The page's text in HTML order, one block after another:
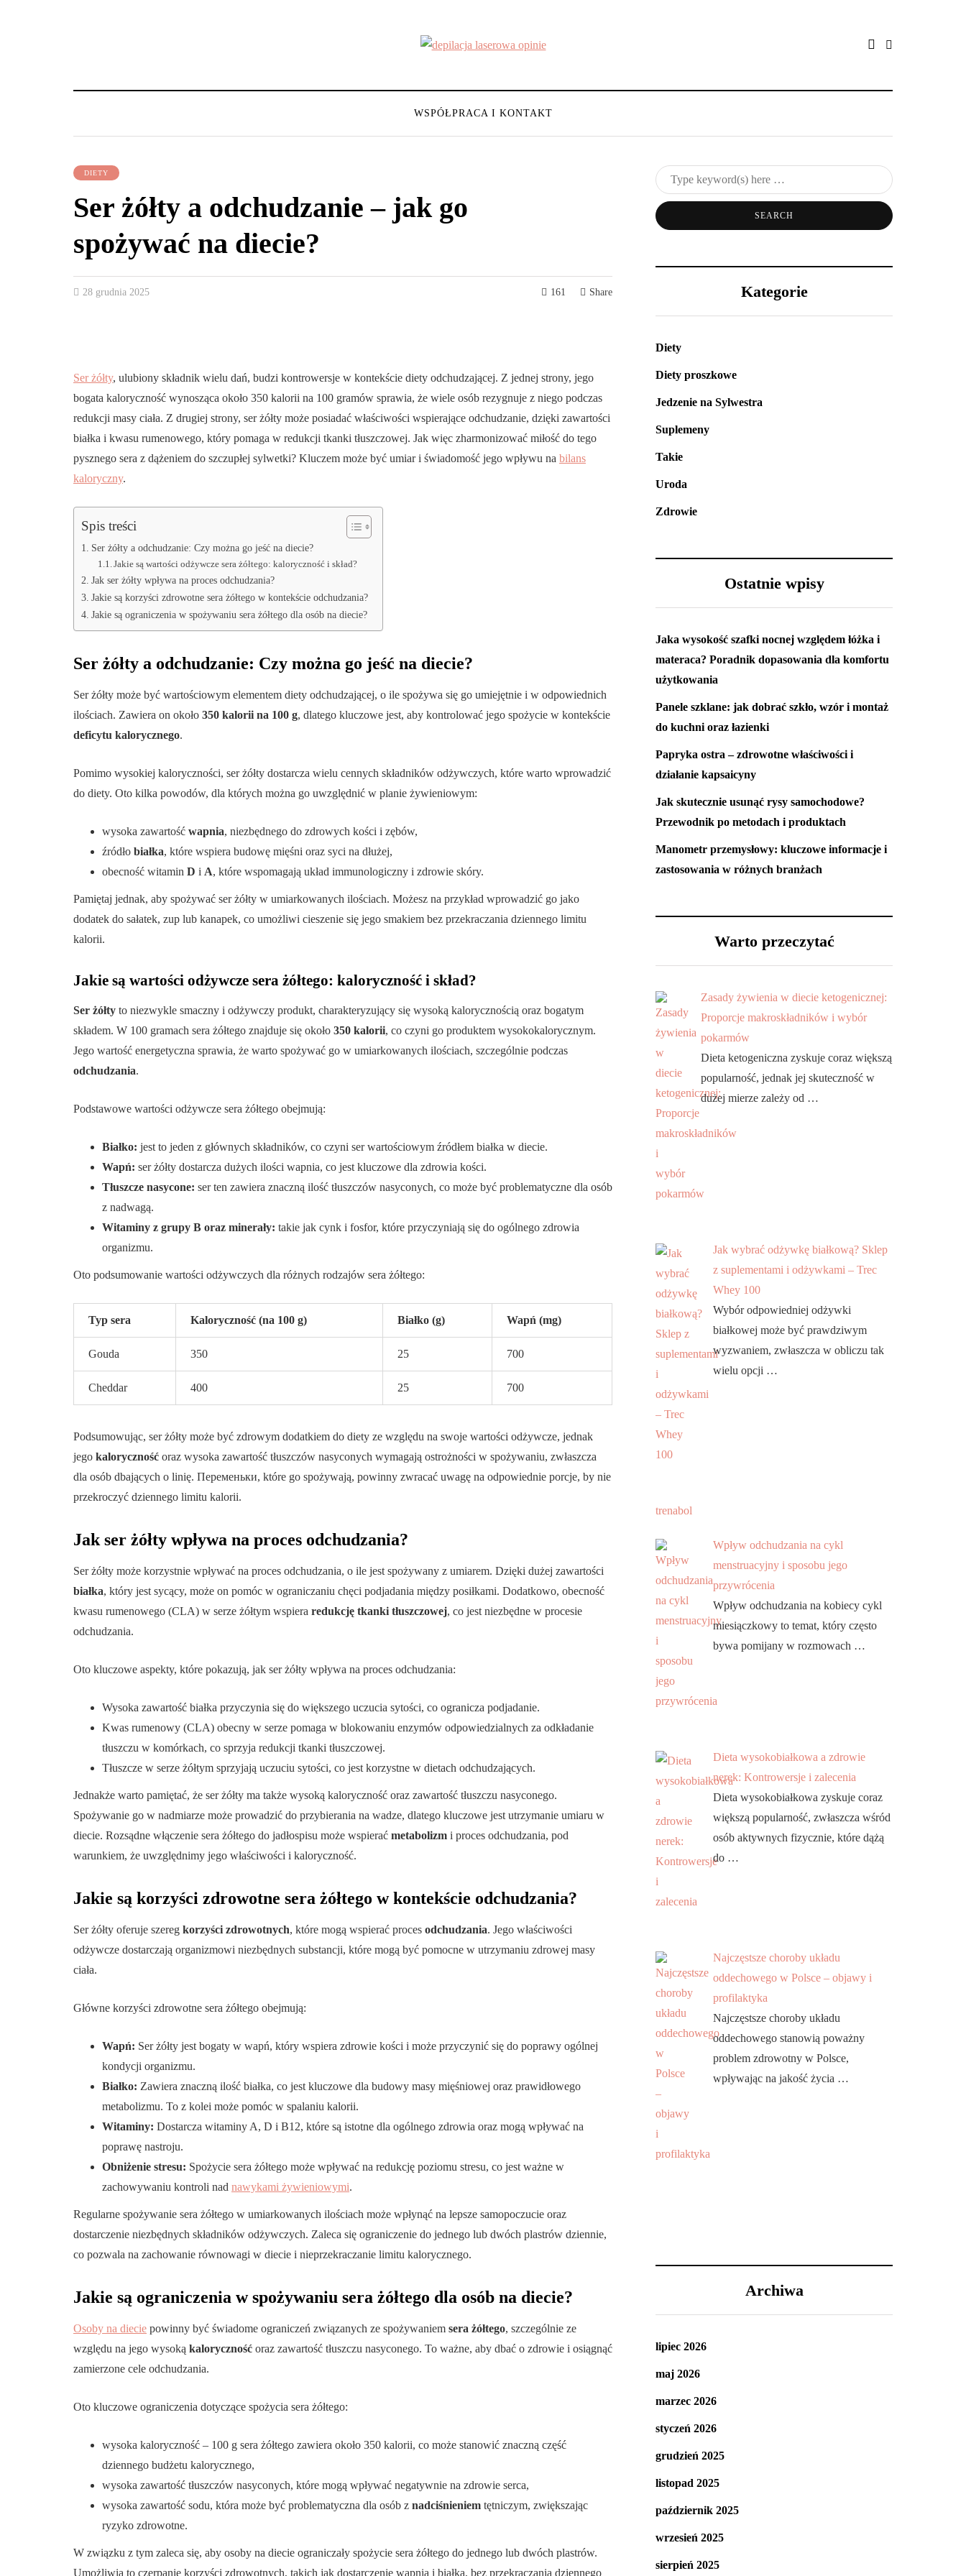
WSPÓŁPRACA I KONTAKT
DIETY
Ser żółty a odchudzanie – jak go
spożywać na diecie?
28 grudnia 2025 161 Share
Ser żółty, ulubiony składnik wielu dań, budzi kontrowersje w kontekście diety odchudzającej. Z jednej strony, jego
bogata kaloryczność wynosząca około 350 kalorii na 100 gramów sprawia, że wiele osób rezygnuje z niego podczas
redukcji masy ciała. Z drugiej strony, ser żółty może posiadać właściwości wspierające odchudzanie, dzięki zawartości
białka i kwasu rumenowego, który pomaga w redukcji tkanki tłuszczowej. Jak więc zharmonizować miłość do tego
pysznego sera z dążeniem do szczupłej sylwetki? Kluczem może być umiar i świadomość jego wpływu na bilans
kaloryczny.
Spis treści
Ser żółty a odchudzanie: Czy można go jeść na diecie?
Jakie są wartości odżywcze sera żółtego: kaloryczność i skład?
Jak ser żółty wpływa na proces odchudzania?
Jakie są korzyści zdrowotne sera żółtego w kontekście odchudzania?
Jakie są ograniczenia w spożywaniu sera żółtego dla osób na diecie?
Ser żółty a odchudzanie: Czy można go jeść na diecie?
Ser żółty może być wartościowym elementem diety odchudzającej, o ile spożywa się go umiejętnie i w odpowiednich
ilościach. Zawiera on około 350 kalorii na 100 g, dlatego kluczowe jest, aby kontrolować jego spożycie w kontekście
deficytu kalorycznego.
Pomimo wysokiej kaloryczności, ser żółty dostarcza wielu cennych składników odżywczych, które warto wprowadzić
do diety. Oto kilka powodów, dla których można go uwzględnić w planie żywieniowym:
wysoka zawartość wapnia, niezbędnego do zdrowych kości i zębów,
źródło białka, które wspiera budowę mięśni oraz syci na dłużej,
obecność witamin D i A, które wspomagają układ immunologiczny i zdrowie skóry.
Pamiętaj jednak, aby spożywać ser żółty w umiarkowanych ilościach. Możesz na przykład wprowadzić go jako
dodatek do sałatek, zup lub kanapek, co umożliwi cieszenie się jego smakiem bez przekraczania dziennego limitu
kalorii.
Jakie są wartości odżywcze sera żółtego: kaloryczność i skład?
Ser żółty to niezwykle smaczny i odżywczy produkt, charakteryzujący się wysoką kalorycznością oraz bogatym
składem. W 100 gramach sera żółtego znajduje się około 350 kalorii, co czyni go produktem wysokokalorycznym.
Jego wartość energetyczna sprawia, że warto spożywać go w umiarkowanych ilościach, szczególnie podczas
odchudzania.
Podstawowe wartości odżywcze sera żółtego obejmują:
Białko: jest to jeden z głównych składników, co czyni ser wartościowym źródłem białka w diecie.
Wapń: ser żółty dostarcza dużych ilości wapnia, co jest kluczowe dla zdrowia kości.
Tłuszcze nasycone: ser ten zawiera znaczną ilość tłuszczów nasyconych, co może być problematyczne dla osób
z nadwagą.
Witaminy z grupy B oraz minerały: takie jak cynk i fosfor, które przyczyniają się do ogólnego zdrowia
organizmu.
Oto podsumowanie wartości odżywczych dla różnych rodzajów sera żółtego:
Typ sera Kaloryczność (na 100 g) Białko (g) Wapń (mg)
Gouda 350 25 700
Cheddar 400 25 700
Podsumowując, ser żółty może być zdrowym dodatkiem do diety ze względu na swoje wartości odżywcze, jednak
jego kaloryczność oraz wysoka zawartość tłuszczów nasyconych wymagają ostrożności w spożywaniu, zwłaszcza
dla osób dbających o linię. Переменьки, które go spożywają, powinny zwracać uwagę na odpowiednie porcje, by nie
przekroczyć dziennego limitu kalorii.
Jak ser żółty wpływa na proces odchudzania?
Ser żółty może korzystnie wpływać na proces odchudzania, o ile jest spożywany z umiarem. Dzięki dużej zawartości
białka, który jest sycący, może on pomóc w ograniczaniu chęci podjadania między posiłkami. Dodatkowo, obecność
kwasu rumenowego (CLA) w serze żółtym wspiera redukcję tkanki tłuszczowej, co jest niezbędne w procesie
odchudzania.
Oto kluczowe aspekty, które pokazują, jak ser żółty wpływa na proces odchudzania:
Wysoka zawartość białka przyczynia się do większego uczucia sytości, co ogranicza podjadanie.
Kwas rumenowy (CLA) obecny w serze pomaga w blokowaniu enzymów odpowiedzialnych za odkładanie
tłuszczu w komórkach, co sprzyja redukcji tkanki tłuszczowej.
Tłuszcze w serze żółtym sprzyjają uczuciu sytości, co jest korzystne w dietach odchudzających.
Jednakże warto pamiętać, że ser żółty ma także wysoką kaloryczność oraz zawartość tłuszczu nasyconego.
Spożywanie go w nadmiarze może prowadzić do przybierania na wadze, dlatego kluczowe jest utrzymanie umiaru w
diecie. Rozsądne włączenie sera żółtego do jadłospisu może wspierać metabolizm i proces odchudzania, pod
warunkiem, że uwzględnimy jego właściwości i kaloryczność.
Jakie są korzyści zdrowotne sera żółtego w kontekście odchudzania?
Ser żółty oferuje szereg korzyści zdrowotnych, które mogą wspierać proces odchudzania. Jego właściwości
odżywcze dostarczają organizmowi niezbędnych substancji, które mogą być pomocne w utrzymaniu zdrowej masy
ciała.
Główne korzyści zdrowotne sera żółtego obejmują:
Wapń: Ser żółty jest bogaty w wapń, który wspiera zdrowie kości i może przyczynić się do poprawy ogólnej
kondycji organizmu.
Białko: Zawiera znaczną ilość białka, co jest kluczowe dla budowy masy mięśniowej oraz prawidłowego
metabolizmu. To z kolei może pomóc w spalaniu kalorii.
Witaminy: Dostarcza witaminy A, D i B12, które są istotne dla ogólnego zdrowia oraz mogą wpływać na
poprawę nastroju.
Obniżenie stresu: Spożycie sera żółtego może wpływać na redukcję poziomu stresu, co jest ważne w
zachowywaniu kontroli nad nawykami żywieniowymi.
Regularne spożywanie sera żółtego w umiarkowanych ilościach może wpłynąć na lepsze samopoczucie oraz
dostarczenie niezbędnych składników odżywczych. Zaleca się ograniczenie do jednego lub dwóch plastrów dziennie,
co pozwala na zachowanie równowagi w diecie i nieprzekraczanie limitu kalorycznego.
Jakie są ograniczenia w spożywaniu sera żółtego dla osób na diecie?
Osoby na diecie powinny być świadome ograniczeń związanych ze spożywaniem sera żółtego, szczególnie ze
względu na jego wysoką kaloryczność oraz zawartość tłuszczu nasyconego. To ważne, aby dbać o zdrowie i osiągnąć
zamierzone cele odchudzania.
Oto kluczowe ograniczenia dotyczące spożycia sera żółtego:
wysoka kaloryczność – 100 g sera żółtego zawiera około 350 kalorii, co może stanowić znaczną część
dziennego budżetu kalorycznego,
wysoka zawartość tłuszczów nasyconych, które mogą wpływać negatywnie na zdrowie serca,
wysoka zawartość sodu, która może być problematyczna dla osób z nadciśnieniem tętniczym, zwiększając
ryzyko zdrowotne.
W związku z tym zaleca się, aby osoby na diecie ograniczały spożycie sera żółtego do jednego lub dwóch plastrów.
Umożliwia to czerpanie korzyści zdrowotnych, takich jak dostarczenie wapnia i białka, bez przekraczania dziennego
Kategorie
Diety
Diety proszkowe
Jedzenie na Sylwestra
Suplemeny
Takie
Uroda
Zdrowie
Ostatnie wpisy
Jaka wysokość szafki nocnej względem łóżka i
materaca? Poradnik dopasowania dla komfortu
użytkowania
Panele szklane: jak dobrać szkło, wzór i montaż
do kuchni oraz łazienki
Papryka ostra – zdrowotne właściwości i
działanie kapsaicyny
Jak skutecznie usunąć rysy samochodowe?
Przewodnik po metodach i produktach
Manometr przemysłowy: kluczowe informacje i
zastosowania w różnych branżach
Warto przeczytać
Zasady żywienia w diecie ketogenicznej:
Proporcje makroskładników i wybór
pokarmów
Dieta ketogeniczna zyskuje coraz większą
popularność, jednak jej skuteczność w
dużej mierze zależy od …
Jak wybrać odżywkę białkową? Sklep
z suplementami i odżywkami – Trec
Whey 100
Wybór odpowiedniej odżywki
białkowej może być prawdziwym
wyzwaniem, zwłaszcza w obliczu tak
wielu opcji …
trenabol
Wpływ odchudzania na cykl
menstruacyjny i sposobu jego
przywrócenia
Wpływ odchudzania na kobiecy cykl
miesiączkowy to temat, który często
bywa pomijany w rozmowach …
Dieta wysokobiałkowa a zdrowie
nerek: Kontrowersje i zalecenia
Dieta wysokobiałkowa zyskuje coraz
większą popularność, zwłaszcza wśród
osób aktywnych fizycznie, które dążą
do …
Najczęstsze choroby układu
oddechowego w Polsce – objawy i
profilaktyka
Najczęstsze choroby układu
oddechowego stanowią poważny
problem zdrowotny w Polsce,
wpływając na jakość życia …
Archiwa
lipiec 2026
maj 2026
marzec 2026
styczeń 2026
grudzień 2025
listopad 2025
październik 2025
wrzesień 2025
sierpień 2025